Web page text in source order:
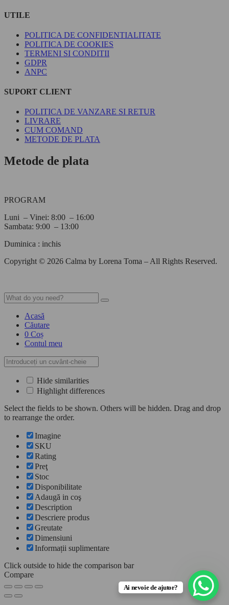
UTILE
POLITICA DE CONFIDENTIALITATE
POLITICA DE COOKIES
TERMENI SI CONDITII
GDPR
ANPC
SUPORT CLIENT
POLITICA DE VANZARE SI RETUR
LIVRARE
CUM COMAND
METODE DE PLATA
Metode de plata
PROGRAM
Luni – Vinei: 8:00 – 16:00
Sambata: 9:00 – 13:00
Duminica : inchis
Copyright © 2026 Calma by Lorena Toma – All Rights Reserved.
Acasă
Căutare
0 Coș
Contul meu
Ai nevoie de ajutor?
Hide similarities
Highlight differences
Select the fields to be shown. Others will be hidden. Drag and drop
to rearrange the order.
Imagine
SKU
Rating
Preţ
Stoc
Disponibilitate
Adaugă in coş
Description
Descriere produs
Greutate
Dimensiuni
Informații suplimentare
Click outside to hide the comparison bar
Compare